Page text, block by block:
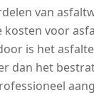
van
kosten voor
is het
dan het